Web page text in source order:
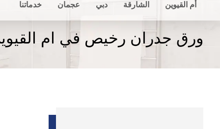
أم القيوين الشارقة دبي عجمان خدماتنا
ورق جدران رخيص في ام